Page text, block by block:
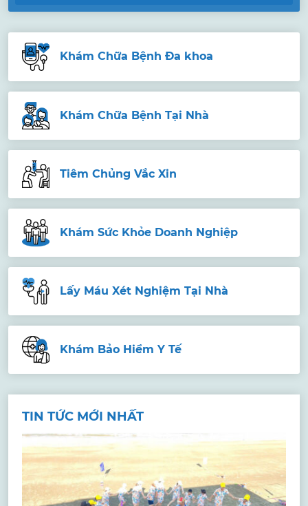
Khám Chữa Bệnh Đa khoa
Khám Chữa Bệnh Tại Nhà
Tiêm Chủng Vắc Xin
Khám Sức Khỏe Doanh Nghiệp
Lấy Máu Xét Nghiệm Tại Nhà
Khám Bảo Hiểm Y Tế
TIN TỨC MỚI NHẤT